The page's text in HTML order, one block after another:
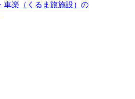
車楽（くるま旅施設）の